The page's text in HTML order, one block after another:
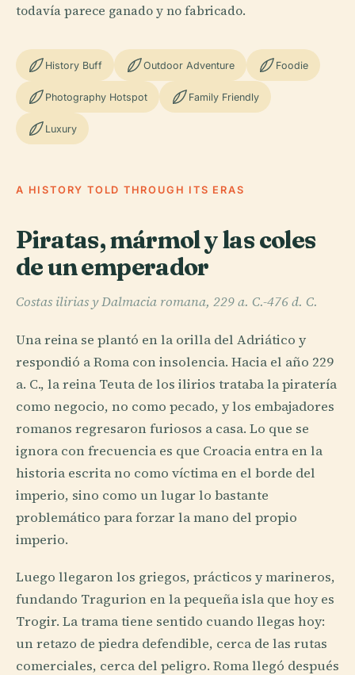
todavía parece ganado y no fabricado.
History Buff Outdoor Adventure Foodie
Photography Hotspot Family Friendly
Luxury
A HISTORY TOLD THROUGH ITS ERAS
Piratas, mármol y las coles
de un emperador
Costas ilirias y Dalmacia romana, 229 a. C.-476 d. C.
Una reina se plantó en la orilla del Adriático y
respondió a Roma con insolencia. Hacia el año 229
a. C., la reina Teuta de los ilirios trataba la piratería
como negocio, no como pecado, y los embajadores
romanos regresaron furiosos a casa. Lo que se
ignora con frecuencia es que Croacia entra en la
historia escrita no como víctima en el borde del
imperio, sino como un lugar lo bastante
problemático para forzar la mano del propio
imperio.
Luego llegaron los griegos, prácticos y marineros,
fundando Tragurion en la pequeña isla que hoy es
Trogir. La trama tiene sentido cuando llegas hoy:
un retazo de piedra defendible, cerca de las rutas
comerciales, cerca del peligro. Roma llegó después